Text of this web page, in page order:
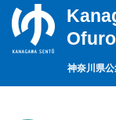
神奈川県